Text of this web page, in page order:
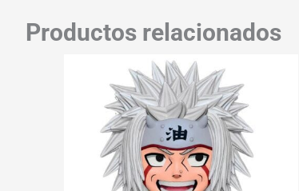
Productos relacionados